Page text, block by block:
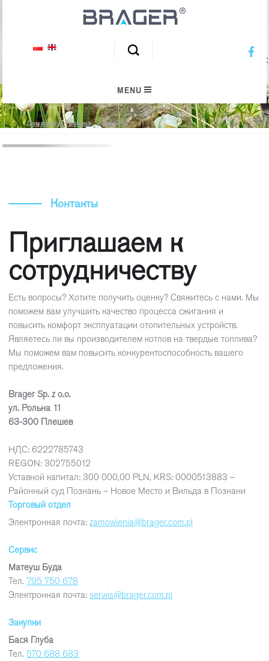
MENU
Домашняя страница Контакты
Контакты
Приглашаем к
сотрудничеству
Есть вопросы? Хотите получить оценку? Свяжитесь с нами. Мы
поможем вам улучшить качество процесса сжигания и
повысить комфорт эксплуатации отопительных устройств.
Являетесь ли вы производителем котлов на твердые топлива?
Мы поможем вам повысить конкурентоспособность вашего
предложения.
Brager Sp. z o.o.
ул. Рольна 11
63-300 Плешев
НДС: 6222785743
REGON: 302755012
Уставной капитал: 300 000,00 PLN, KRS: 0000513883 –
Районный суд Познань – Новое Место и Вильда в Познани
Торговый отдел
Электронная почта:zamowienia@brager.com.pl
Сервис
Матеуш Буда
Тел. 795 750 678
Электронная почта: serwis@brager.com.pl
Закупки
Бася Глуба
Тел. 570 688 683